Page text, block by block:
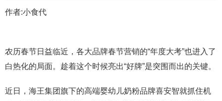
作者:小食代
农历春节日益临近，各大品牌春节营销的“年度大考”也进入了
白热化的局面。趁着这个时候亮出“好牌”是突围而出的关键。
近日，海王集团旗下的高端婴幼儿奶粉品牌喜安智就抓住机